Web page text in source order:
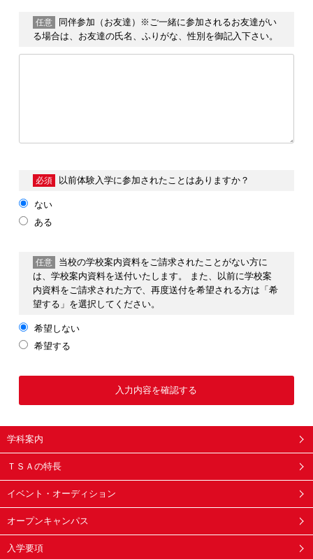
任意 同伴参加（お友達）
※ご一緒に参加されるお友達がい
る場合は、お友達の氏名、ふりがな、性別を御記入下さい。
必須 以前体験入学に参加されたことはありますか？
ない
ある
任意
当校の学校案内資料をご請求されたことがない方に
は、学校案内資料を送付いたします。 また、以前に学校案
内資料をご請求された方で、再度送付を希望される方は「希
望する」を選択してください。
希望しない
希望する
学科案内
ＴＳＡの特長
イベント・オーディション
オープンキャンパス
入学要項